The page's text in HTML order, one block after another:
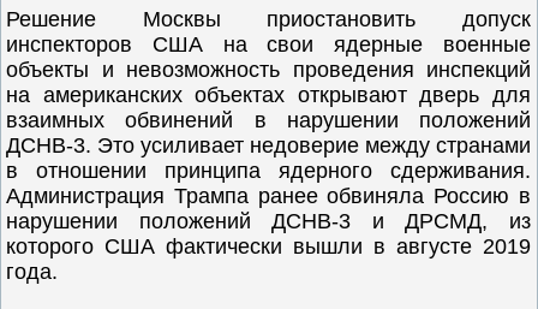
Решение Москвы приостановить допуск
инспекторов США на свои ядерные военные
объекты и невозможность проведения инспекций
на американских объектах открывают дверь для
взаимных обвинений в нарушении положений
ДСНВ-3. Это усиливает недоверие между странами
в отношении принципа ядерного сдерживания.
Администрация Трампа ранее обвиняла Россию в
нарушении положений ДСНВ-3 и ДРСМД, из
которого США фактически вышли в августе 2019
года.